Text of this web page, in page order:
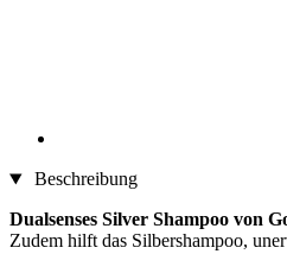
Beschreibung
Dualsenses Silver Shampoo von
Zudem hilft das Silbershampoo,